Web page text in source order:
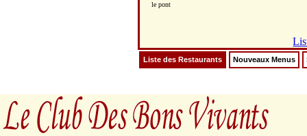
le pont
Liste des Restaurants Nouveaux Menus